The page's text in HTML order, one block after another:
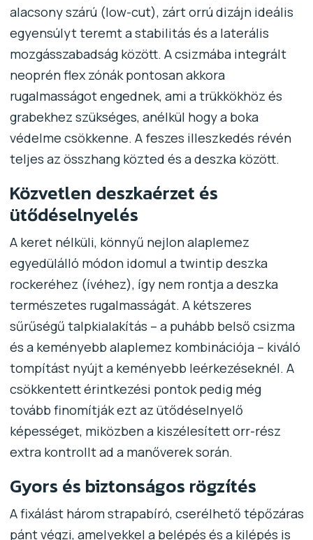
alacsony szárú (low-cut), zárt orrú dizájn ideális
egyensúlyt teremt a stabilitás és a laterális
mozgásszabadság között. A csizmába integrált
neoprén flex zónák pontosan akkora
rugalmasságot engednek, ami a trükkökhöz és
grabekhez szükséges, anélkül hogy a boka
védelme csökkenne. A feszes illeszkedés révén
teljes az összhang közted és a deszka között.
Közvetlen deszkaérzet és
ütődéselnyelés
A keret nélküli, könnyű nejlon alaplemez
egyedülálló módon idomul a twintip deszka
rockeréhez (ívéhez), így nem rontja a deszka
természetes rugalmasságát. A kétszeres
sűrűségű talpkialakítás – a puhább belső csizma
és a keményebb alaplemez kombinációja – kiváló
tompítást nyújt a keményebb leérkezéseknél. A
csökkentett érintkezési pontok pedig még
tovább finomítják ezt az ütődéselnyelő
képességet, miközben a kiszélesített orr-rész
extra kontrollt ad a manőverek során.
Gyors és biztonságos rögzítés
A fixálást három strapabíró, cserélhető tépőzáras
pánt végzi, amelyekkel a belépés és a kilépés is